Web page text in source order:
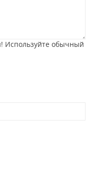
Используйте обычный